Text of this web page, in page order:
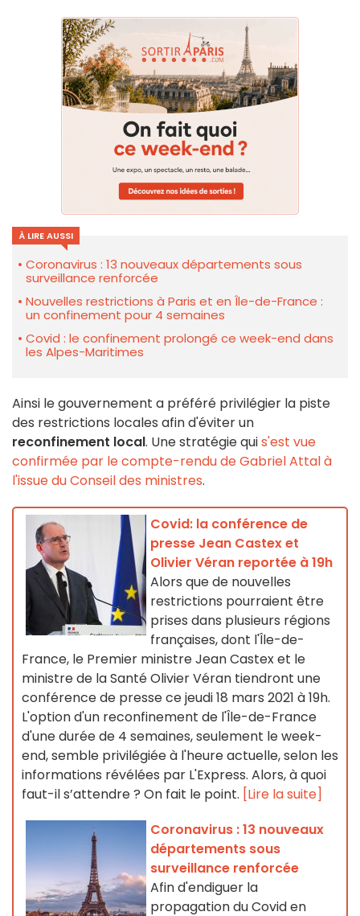
À LIRE AUSSI
Coronavirus : 13 nouveaux départements sous
surveillance renforcée
Nouvelles restrictions à Paris et en Île-de-France :
un confinement pour 4 semaines
Covid : le confinement prolongé ce week-end dans
les Alpes-Maritimes
Ainsi le gouvernement a préféré privilégier la piste
des restrictions locales afin d'éviter un
reconfinement local. Une stratégie quis'est vue
confirmée par le compte-rendu de Gabriel Attal à
l'issue du Conseil des ministres.
Covid: la conférence de
presse Jean Castex et
Olivier Véran reportée à 19h
Alors que de nouvelles
restrictions pourraient être
prises dans plusieurs régions
françaises, dont l'Île-de-
France, le Premier ministre Jean Castex et le
ministre de la Santé Olivier Véran tiendront une
conférence de presse ce jeudi 18 mars 2021 à 19h.
L'option d'un reconfinement de l'Île-de-France
d'une durée de 4 semaines, seulement le week-
end, semble privilégiée à l'heure actuelle, selon les
informations révélées par L'Express. Alors, à quoi
faut-il s’attendre ? On fait le point. [Lire la suite]
Coronavirus : 13 nouveaux
départements sous
surveillance renforcée
Afin d'endiguer la
propagation du Covid en